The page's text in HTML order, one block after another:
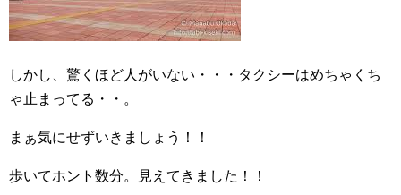
しかし、驚くほど人がいない・・・タクシーはめちゃくち
ゃ止まってる・・。
まぁ気にせずいきましょう！！
歩いてホント数分。見えてきました！！